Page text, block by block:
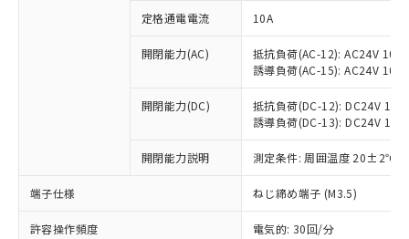
定格通電電流 10A
開閉能力(AC)
抵抗負荷(AC-12): AC24V
誘導負荷(AC-15): AC24V
開閉能力(DC)
抵抗負荷(DC-12): DC24V
誘導負荷(DC-13): DC24V
開閉能力説明 測定条件: 周囲温度 20±2℃
端子仕様 ねじ締め端子 (M3.5)
許容操作頻度
電気的: 30回/分
ご利用条件
対応済み：EU RoHS指令（10物質）の
非含有に対応した製品が提供可能な商品で
対応予定：EU RoHS指令（10物質）の非含
有に対応した製品に切り替える予定のある
商品です。